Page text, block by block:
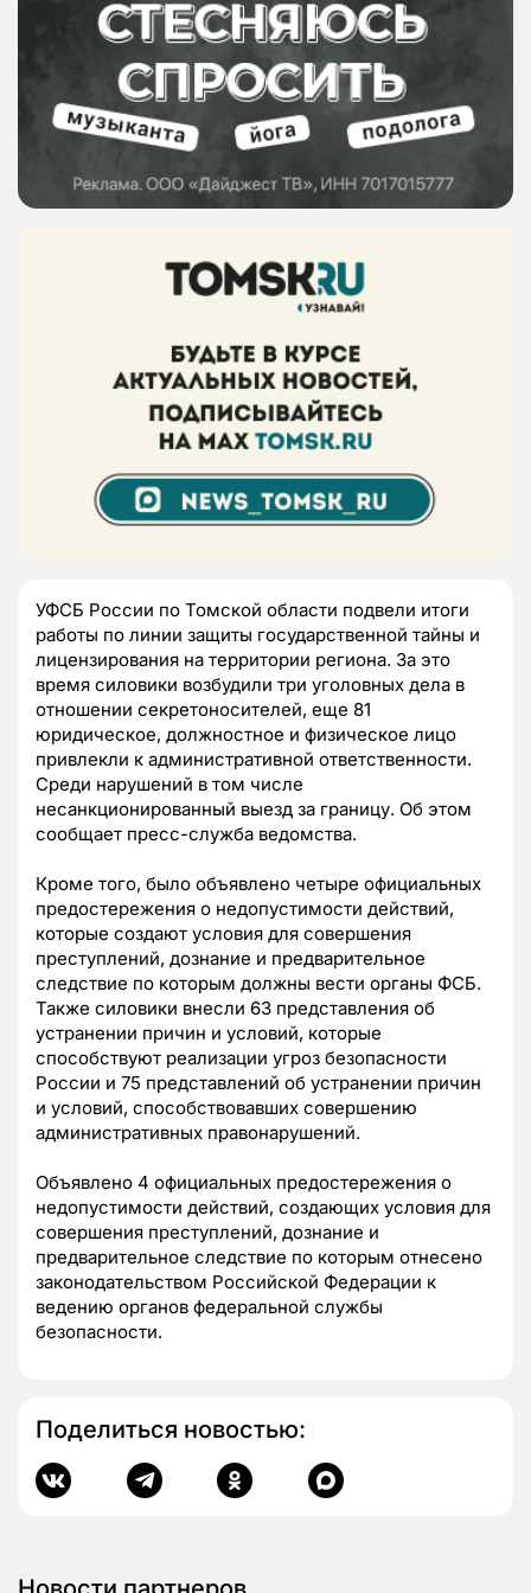
УФСБ России по Томской области подвели итоги
работы по линии защиты государственной тайны и
лицензирования на территории региона. За это
время силовики возбудили три уголовных дела в
отношении секретоносителей, еще 81
юридическое, должностное и физическое лицо
привлекли к административной ответственности.
Среди нарушений в том числе
несанкционированный выезд за границу. Об этом
сообщает пресс-служба ведомства.
Кроме того, было объявлено четыре официальных
предостережения о недопустимости действий,
которые создают условия для совершения
преступлений, дознание и предварительное
следствие по которым должны вести органы ФСБ.
Также силовики внесли 63 представления об
устранении причин и условий, которые
способствуют реализации угроз безопасности
России и 75 представлений об устранении причин
и условий, способствовавших совершению
административных правонарушений.
Объявлено 4 официальных предостережения о
недопустимости действий, создающих условия для
совершения преступлений, дознание и
предварительное следствие по которым отнесено
законодательством Российской Федерации к
ведению органов федеральной службы
безопасности.
Поделиться новостью: